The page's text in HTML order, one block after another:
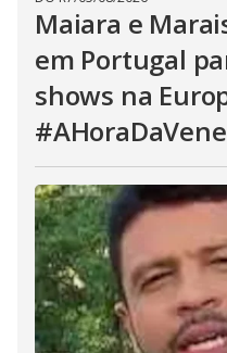
Maiara e
em Portugal
shows na